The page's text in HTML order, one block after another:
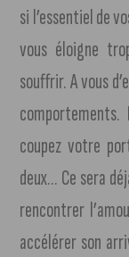
si l’essentiel de
vous éloigne
souffrir. A vous
coupez votre
deux… Ce sera
rencontrer
accélérer son